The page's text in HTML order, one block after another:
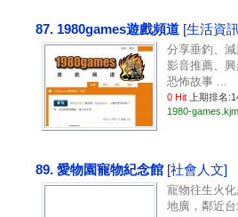
87. 1980games遊戲頻道 [生活資
分享垂釣、減
影音推薦、興
恐怖故事 ...
0 Hit 上期排名
1980-
89. 愛物園寵物紀念館 [社會人文]
寵物往生火
地廣，鄰近